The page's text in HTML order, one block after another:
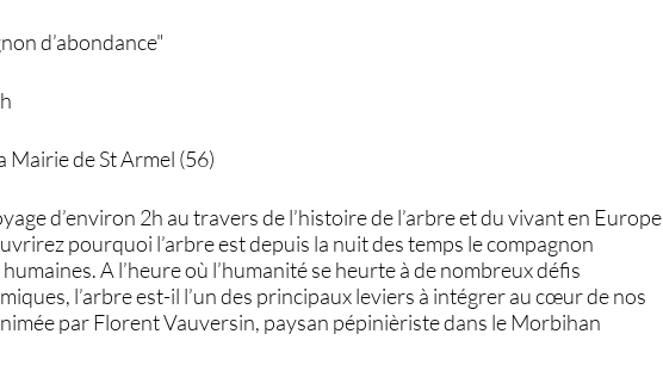
d’abondance"
Mairie de St Armel (56)
d’environ 2h au travers de l’histoire de l’arbre et du vivant en Europe
pourquoi l’arbre est depuis la nuit des temps le compagnon
A l’heure où l’humanité se heurte à de nombreux défis
l’arbre est-il l’un des principaux leviers à intégrer au cœur de nos
par Florent Vauversin, paysan pépinièriste dans le Morbihan